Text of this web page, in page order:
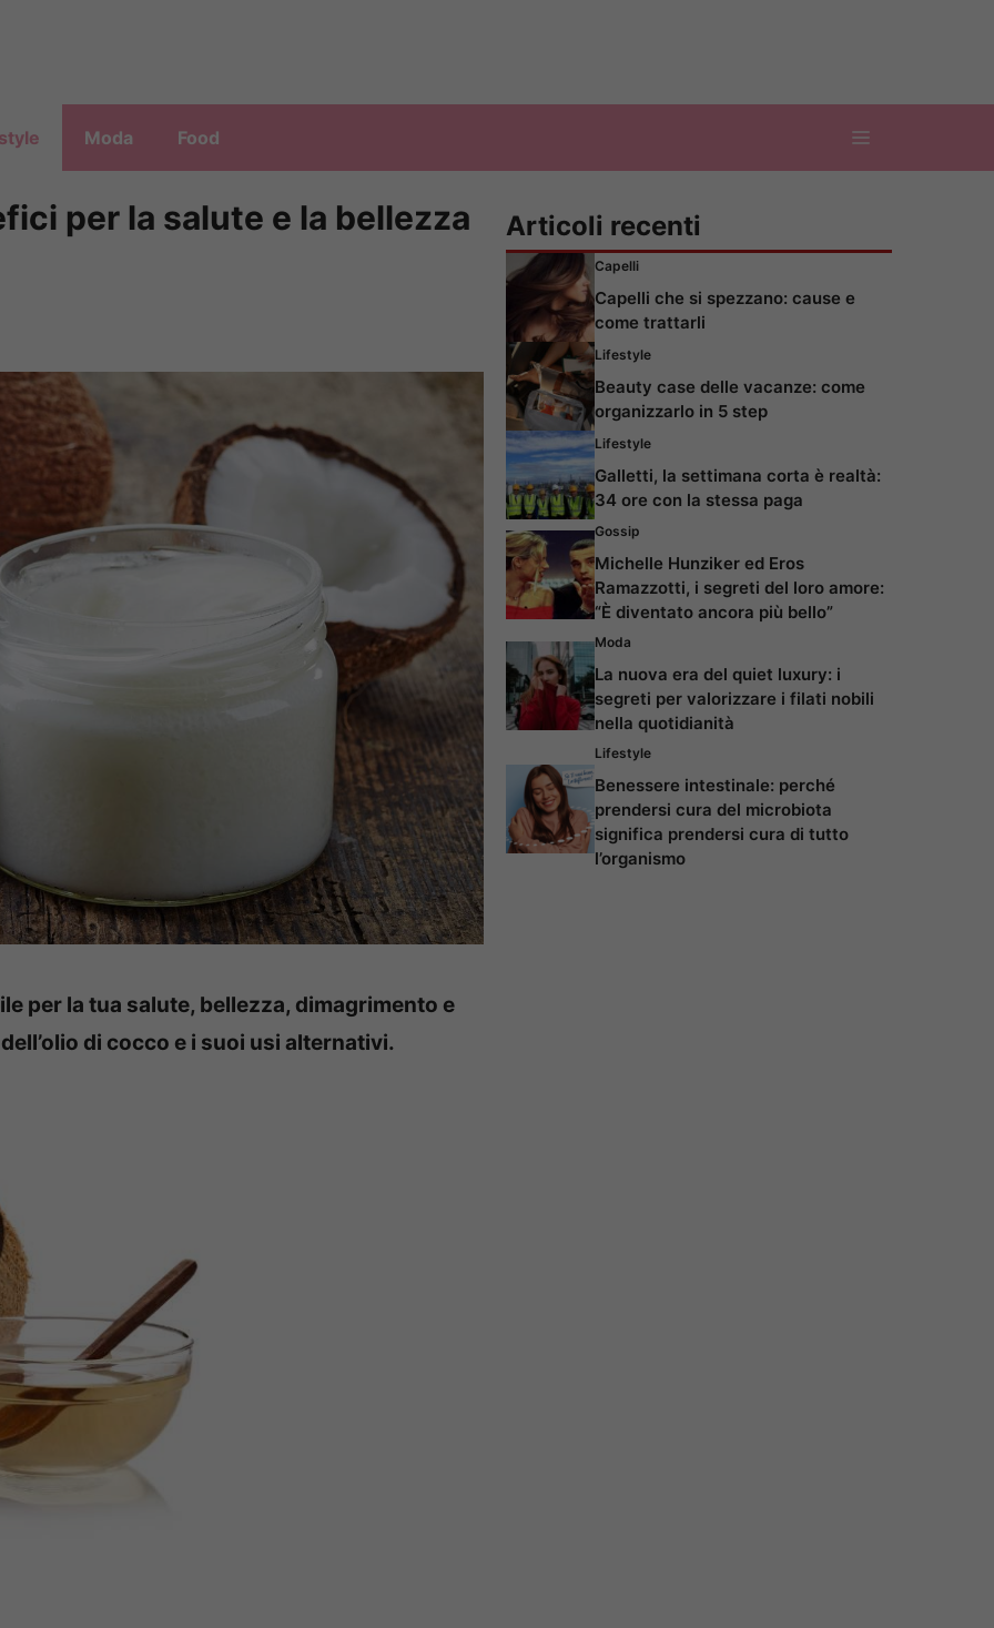
Moda Food
per la salute e la bellezza
per la tua salute, bellezza, dimagrimento e
di cocco e i suoi usi alternativi.
Articoli recenti
Capelli
Capelli che si spezzano: cause e
come trattarli
Lifestyle
Beauty case delle vacanze: come
organizzarlo in 5 step
Lifestyle
Galletti, la settimana corta è realtà:
34 ore con la stessa paga
Gossip
Michelle Hunziker ed Eros
Ramazzotti, i segreti del loro amore:
“È diventato ancora più bello”
Moda
La nuova era del quiet luxury: i
segreti per valorizzare i filati nobili
nella quotidianità
Lifestyle
Benessere intestinale: perché
prendersi cura del microbiota
significa prendersi cura di tutto
l’organismo